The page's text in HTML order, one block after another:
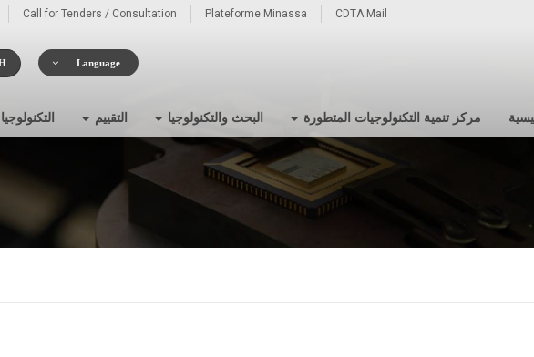
Call for Tenders / Consultation Plateforme Minassa CDTA Mail
Language
مركز تنمية التكنولوجيات المتطورة البحث والتكنولوجيا التقييم